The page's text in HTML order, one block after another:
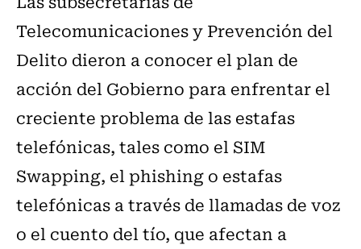
Telecomunicaciones y Prevención del
Delito dieron a conocer el plan de
acción del Gobierno para enfrentar el
creciente problema de las estafas
telefónicas, tales como el SIM
Swapping, el phishing o estafas
telefónicas a través de llamadas de voz
o el cuento del tío, que afectan a